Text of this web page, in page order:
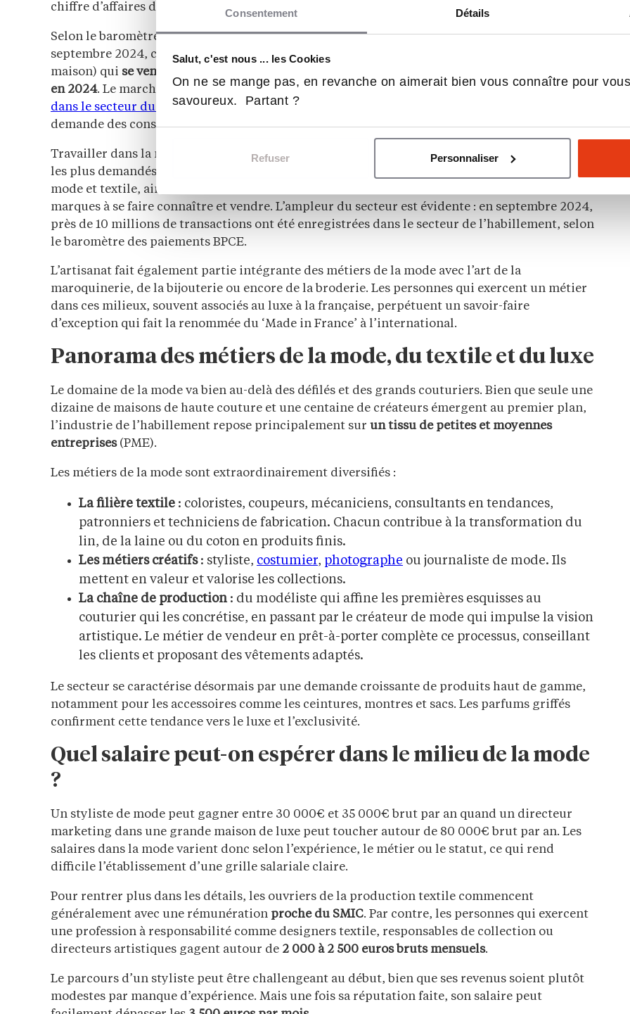
Consentement Détails
Salut, c'est nous ... les Cookies
On ne se mange pas, en revanche on aimerait bien vous connaître pour
savoureux. Partant ?
Refuser Personnaliser
chiffre d’affaires de
154 milliards en 2023 et qui font vivre le secteur.
Selon le baromètre Re Fashion sur les ventes de textiles et chaussures neufs publié en
septembre 2024, ce sont près de6 000 pièces neuves
maison) qui se vendent chaque minute en France
en 2024. Le marché de la mode est très dynamique et nécessite implique plusieurs métiers
dans le secteur du commerce, logistique et transport, marketing… pour répondre à la
demande des consommateurs toujours croissante.
Travailler dans la mode nécessite de recruter des professionnels qualifiés. En 2026, les métiers
les plus demandés sont ceux de stylistes ou modélistes, souvent diplômés d’un master en
mode et textile, ainsi que les experts en marketing et communication, essentiels pour aider les
marques à se faire connaître et vendre. L’ampleur du secteur est évidente : en septembre 2024,
près de 10 millions de transactions ont été enregistrées dans le secteur de l’habillement, selon
le baromètre des paiements BPCE.
L’artisanat fait également partie intégrante des métiers de la mode avec l’art de la
maroquinerie, de la bijouterie ou encore de la broderie. Les personnes qui exercent un métier
dans ces milieux, souvent associés au luxe à la française, perpétuent un savoir-faire
d’exception qui fait la renommée du ‘Made in France’ à l’international.
Panorama des métiers de la mode, du textile et du luxe
Le domaine de la mode va bien au-delà des défilés et des grands couturiers. Bien que seule une
dizaine de maisons de haute couture et une centaine de créateurs émergent au premier plan,
l’industrie de l’habillement repose principalement sur un tissu de petites et moyennes
entreprises(PME).
Les métiers de la mode sont extraordinairement diversifiés :
La filière textile : coloristes, coupeurs, mécaniciens, consultants en tendances,
patronniers et techniciens de fabrication. Chacun contribue à la transformation du
lin, de la laine ou du coton en produits finis.
Les métiers créatifs: styliste, costumier, photographe ou journaliste de mode. Ils
mettent en valeur et valorise les collections.
La chaîne de production: du modéliste qui affine les premières esquisses au
couturier qui les concrétise, en passant par le créateur de mode qui impulse la vision
artistique. Le métier de vendeur en prêt-à-porter complète ce processus, conseillant
les clients et proposant des vêtements adaptés.
Le secteur se caractérise désormais par une demande croissante de produits haut de gamme,
notamment pour les accessoires comme les ceintures, montres et sacs. Les parfums griffés
confirment cette tendance vers le luxe et l’exclusivité.
Quel salaire peut-on espérer dans le milieu de la mode
?
Un styliste de mode peut gagner entre 30 000€ et 35 000€ brut par an quand un directeur
marketing dans une grande maison de luxe peut toucher autour de 80 000€ brut par an. Les
salaires dans la mode varient donc selon l’expérience, le métier ou le statut, ce qui rend
difficile l’établissement d’une grille salariale claire.
Pour rentrer plus dans les détails, les ouvriers de la production textile commencent
généralement avec une rémunération proche du SMIC. Par contre, les personnes qui exercent
une profession à responsabilité comme designers textile, responsables de collection ou
directeurs artistiques gagent autour de 2 000 à 2 500 euros bruts mensuels.
Le parcours d’un styliste peut être challengeant au début, bien que ses revenus soient plutôt
modestes par manque d’expérience. Mais une fois sa réputation faite, son salaire peut